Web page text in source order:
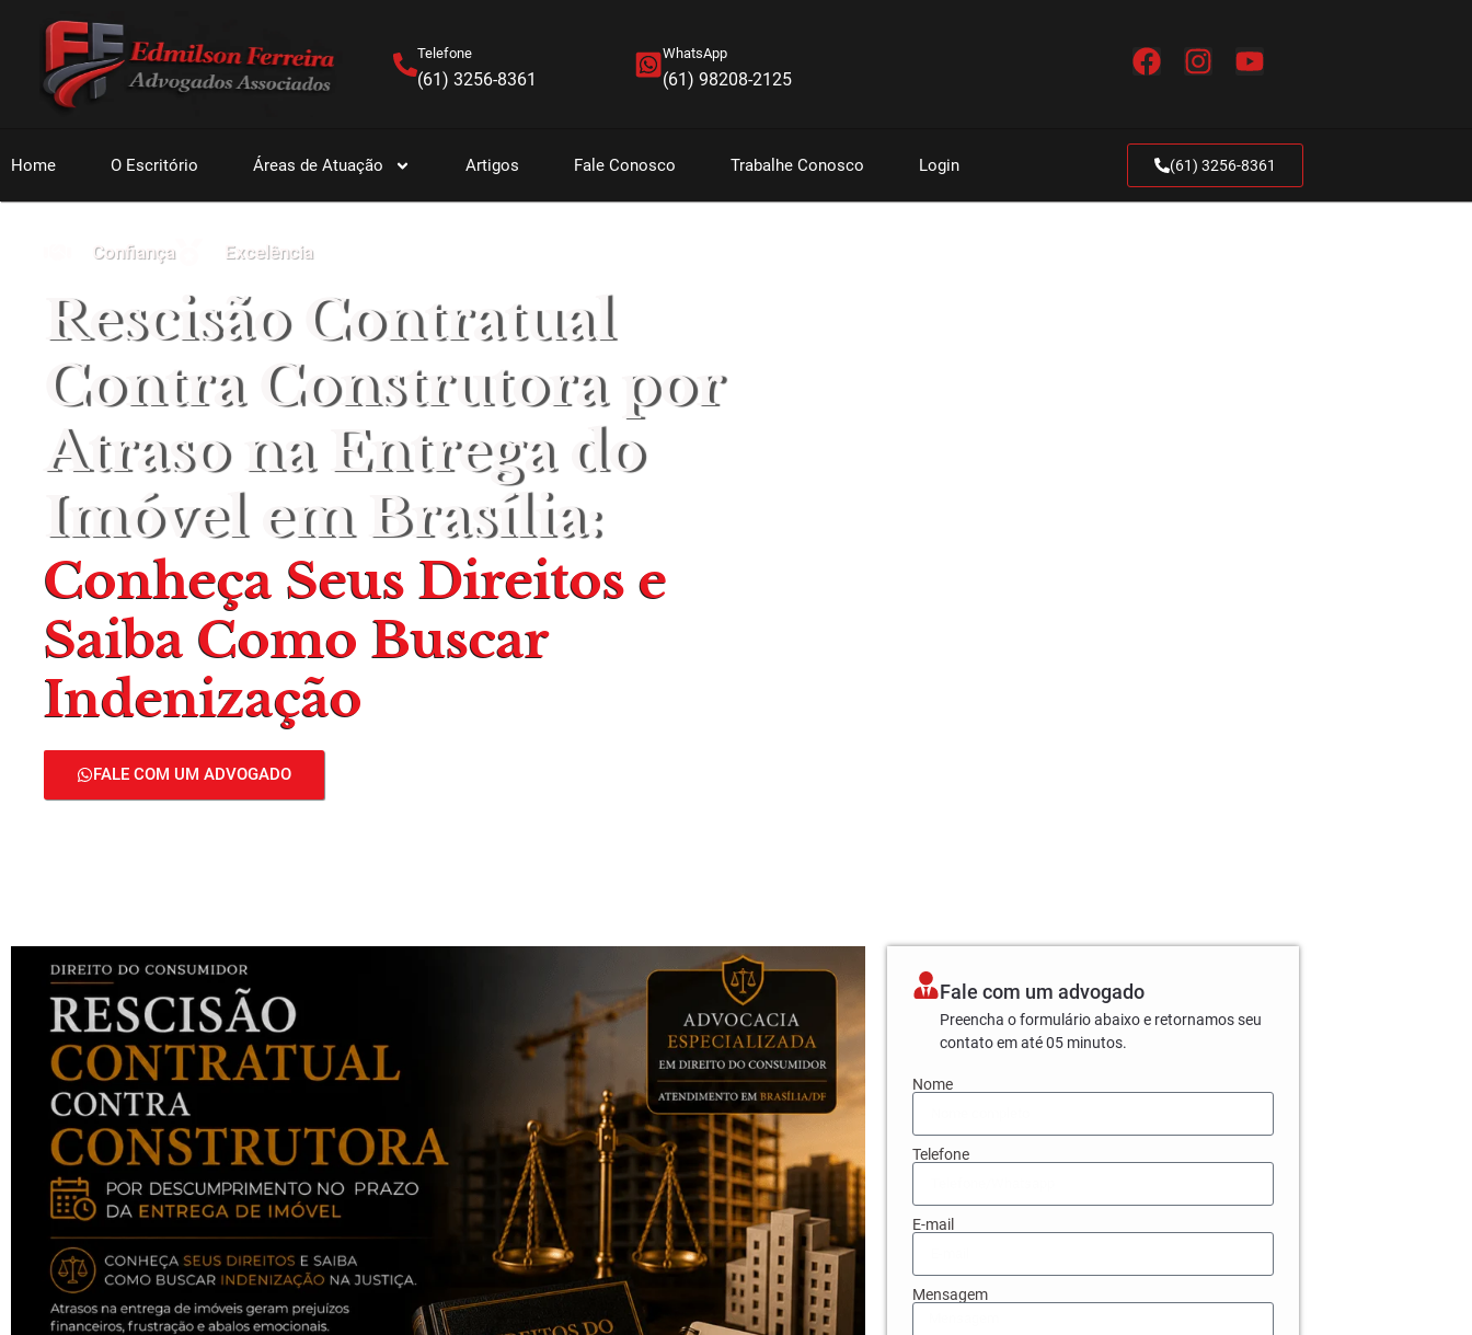
Telefone
(61) 3256-8361
WhatsApp
(61) 98208-2125
Home O Escritório Áreas de Atuação Artigos Fale Conosco Trabalhe Conosco Login (61) 3256-8361
Confiança Excelência
Rescisão Contratual
Contra Construtora por
Atraso na Entrega do
Imóvel em Brasília:
Conheça Seus Direitos e
Saiba Como Buscar
Indenização
FALE COM UM ADVOGADO
Fale com um advogado
Preencha o formulário abaixo e retornamos seu
contato em até 05 minutos.
Nome
Telefone
E-mail
Mensagem